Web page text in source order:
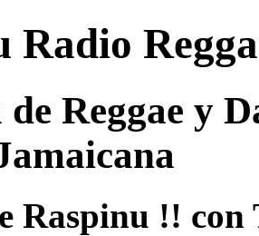
Radio
Reggae y
Raspinu !! con